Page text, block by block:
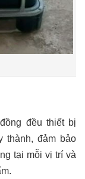
đều thiết bị
thành, đảm bảo
tại mỗi vị trí và